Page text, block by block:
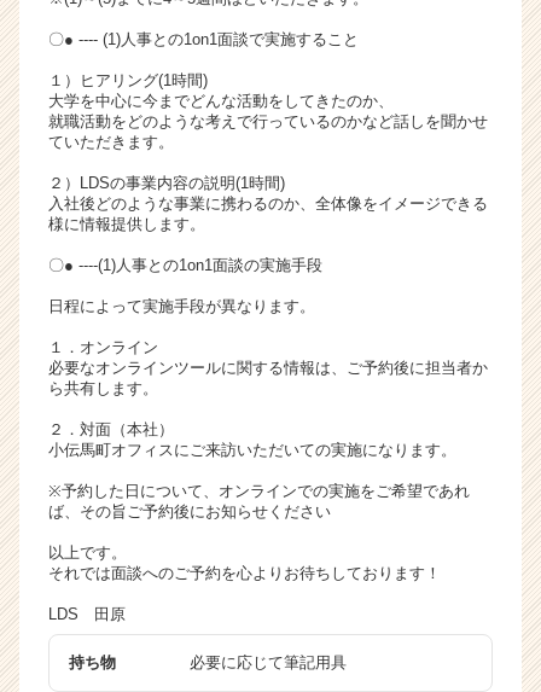
e
r
C
e
〇● ---- (1)人事との1on1面談で実施すること
１）ヒアリング(1時間)
大学を中心に今までどんな活動をしてきたのか、
就職活動をどのような考えで行っているのかなど話しを聞かせ
ていただきます。
２）LDSの事業内容の説明(1時間)
入社後どのような事業に携わるのか、全体像をイメージできる
様に情報提供します。
〇● ----(1)人事との1on1面談の実施手段
日程によって実施手段が異なります。
１．オンライン
必要なオンラインツールに関する情報は、ご予約後に担当者か
ら共有します。
２．対面（本社）
小伝馬町オフィスにご来訪いただいての実施になります。
※予約した日について、オンラインでの実施をご希望であれ
ば、その旨ご予約後にお知らせください
以上です。
それでは面談へのご予約を心よりお待ちしております！
LDS 田原
持ち物 必要に応じて筆記用具